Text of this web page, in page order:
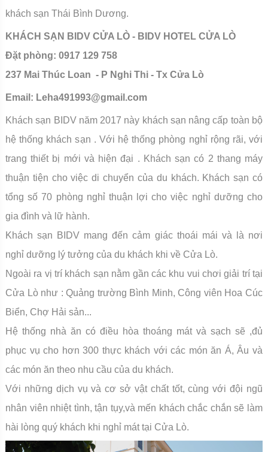
khách sạn Thái Bình Dương.
KHÁCH SẠN BIDV CỬA LÒ - BIDV HOTEL CỬA LÒ
Đặt phòng: 0917 129 758
237 Mai Thúc Loan - P Nghi Thi - Tx Cửa Lò
Email: Leha491993@gmail.com
Khách sạn BIDV năm 2017 này khách sạn nâng cấp toàn bộ
hệ thống khách sạn . Với hệ thống phòng nghỉ rộng rãi, với
trang thiết bị mới và hiện đại . Khách sạn có 2 thang máy
thuận tiện cho việc di chuyển của du khách. Khách sạn có
tổng số 70 phòng nghỉ thuận lợi cho việc nghỉ dưỡng cho
gia đình và lữ hành.
Khách sạn BIDV mang đến cảm giác thoái mái và là nơi
nghỉ dưỡng lý tưởng của du khách khi về Cửa Lò.
Ngoài ra vị trí khách sạn nằm gần các khu vui chơi giải trí tại
Cửa Lò như : Quảng trường Bình Minh, Công viên Hoa Cúc
Biển, Chợ Hải sản...
Hệ thống nhà ăn có điều hòa thoáng mát và sạch sẽ ,đủ
phục vụ cho hơn 300 thực khách với các món ăn Á, Âu và
các món ăn theo nhu cầu của du khách.
Với những dịch vụ và cơ sở vật chất tốt, cùng với đội ngũ
nhân viên nhiệt tình, tận tụy,và mến khách chắc chắn sẽ làm
hài lòng quý khách khi nghỉ mát tại Cửa Lò.